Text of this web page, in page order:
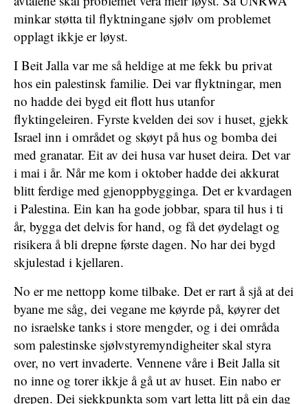
minkar støtta til flyktningane sjølv om problemet
opplagt ikkje er løyst.
I Beit Jalla var me så heldige at me fekk bu privat
hos ein palestinsk familie. Dei var flyktningar, men
no hadde dei bygd eit flott hus utanfor
flyktingeleiren. Fyrste kvelden dei sov i huset, gjekk
Israel inn i området og skøyt på hus og bomba dei
med granatar. Eit av dei husa var huset deira. Det var
i mai i år. Når me kom i oktober hadde dei akkurat
blitt ferdige med gjenoppbygginga. Det er kvardagen
i Palestina. Ein kan ha gode jobbar, spara til hus i ti
år, bygga det delvis for hand, og få det øydelagt og
risikera å bli drepne første dagen. No har dei bygd
skjulestad i kjellaren.
No er me nettopp kome tilbake. Det er rart å sjå at dei
byane me såg, dei vegane me køyrde på, køyrer det
no israelske tanks i store mengder, og i dei områda
som palestinske sjølvstyremyndigheiter skal styra
over, no vert invaderte. Vennene våre i Beit Jalla sit
no inne og torer ikkje å gå ut av huset. Ein nabo er
drepen. Dei sjekkpunkta som vart letta litt på ein dag